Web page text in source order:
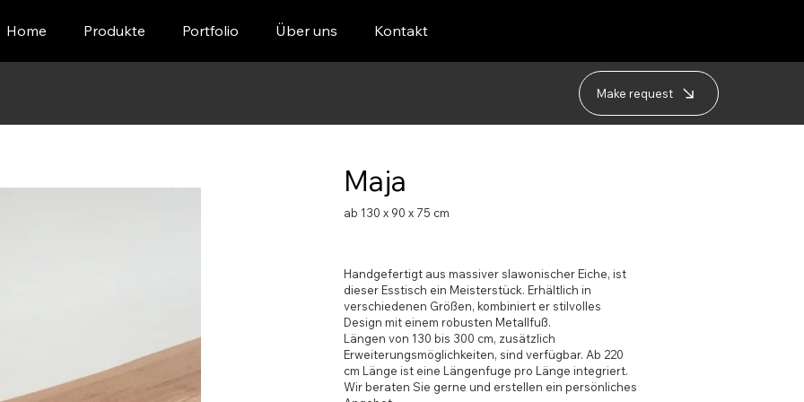
Home Produkte Portfolio Über uns Kontakt
Maja
ab 130 x 90 x 75 cm
Handgefertigt aus massiver slawonischer Eiche, ist
dieser Esstisch ein Meisterstück. Erhältlich in
verschiedenen Größen, kombiniert er stilvolles
Design mit einem robusten Metallfuß.
Längen von 130 bis 300 cm, zusätzlich
Erweiterungsmöglichkeiten, sind verfügbar. Ab 220
cm Länge ist eine Längenfuge pro Länge integriert.
Wir beraten Sie gerne und erstellen ein persönliches
Make request